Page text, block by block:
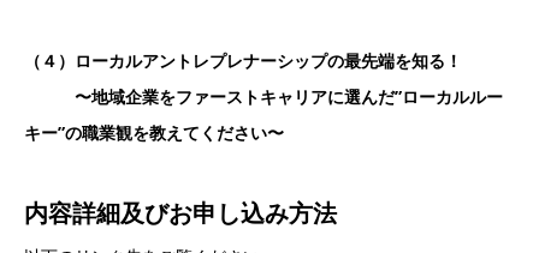
（４）ローカルアントレプレナーシップの最先端を知る！
〜地域企業をファーストキャリアに選んだ”ローカルルー
キー”の職業観を教えてください〜
内容詳細及びお申し込み方法